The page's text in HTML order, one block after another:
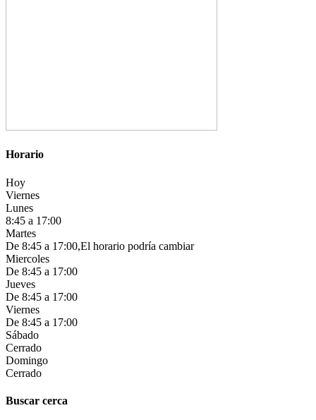
Horario
Hoy
Viernes
Lunes
8:45 a 17:00
Martes
De 8:45 a 17:00,El horario podría cambiar
Miercoles
De 8:45 a 17:00
Jueves
De 8:45 a 17:00
Viernes
De 8:45 a 17:00
Sábado
Cerrado
Domingo
Cerrado
Buscar cerca